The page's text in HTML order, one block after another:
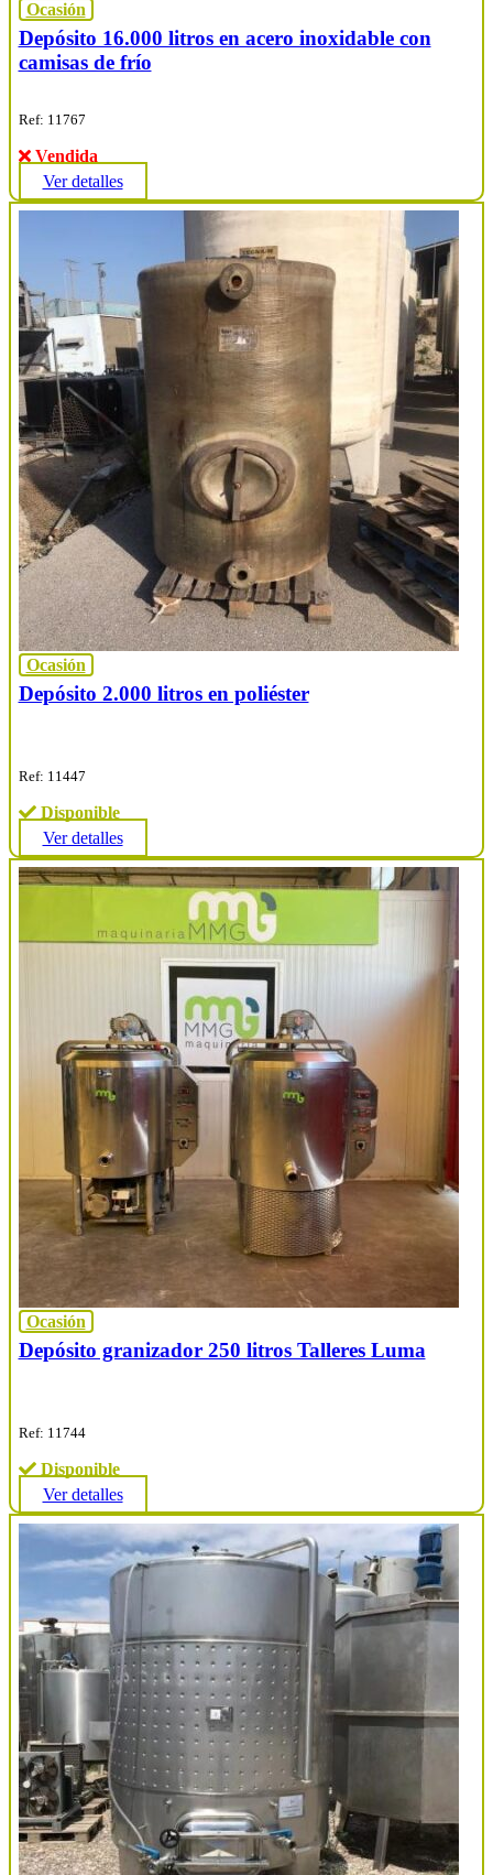
Ocasión
Depósito 16.000 litros en acero inoxidable con
camisas de frío
Ref: 11767
Vendida
Ver detalles
Ocasión
Depósito 2.000 litros en poliéster
Ref: 11447
Disponible
Ver detalles
Ocasión
Depósito granizador 250 litros Talleres Luma
Ref: 11744
Disponible
Ver detalles